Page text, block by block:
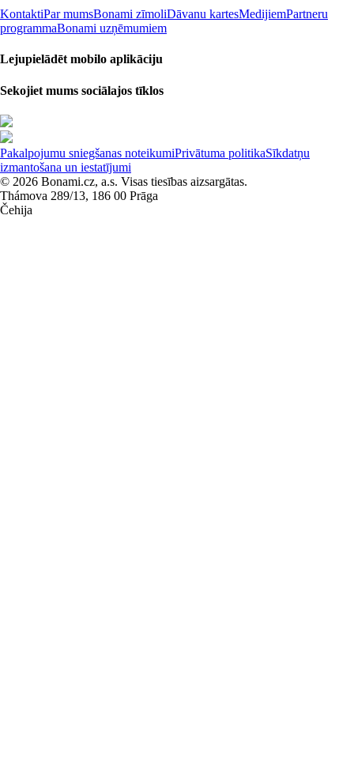
KontaktiPar mumsBonami zīmoliDāvanu kartesMedijiemPartneru
programmaBonami uzņēmumiem
Lejupielādēt mobilo aplikāciju
Sekojiet mums sociālajos tīklos
Pakalpojumu sniegšanas noteikumiPrivātuma politikaSīkdatņu
izmantošana un iestatījumi
© 2026 Bonami.cz, a.s. Visas tiesības aizsargātas.
Thámova 289/13, 186 00 Prāga
Čehija